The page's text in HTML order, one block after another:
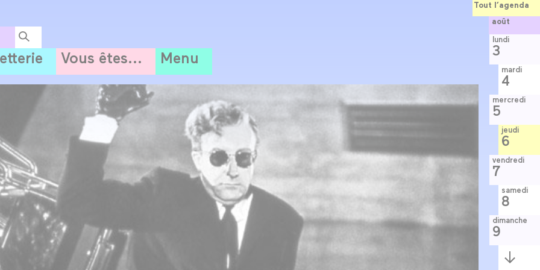
Vous êtes... Menu
Tout l’agenda
août
lundi
3
mardi
4
mercredi
5
jeudi
6
vendredi
7
samedi
8
dimanche
9
Semaine
suivante